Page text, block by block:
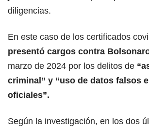
diligencias.
En este caso de los certificados
presentó cargos contra
marzo de 2024 por los delitos de “
criminal” y “uso de datos falsos
oficiales”.
Según la investigación, en los dos